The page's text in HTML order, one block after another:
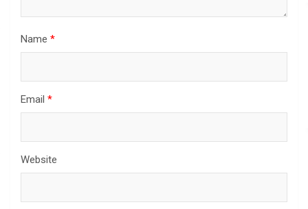
Name *
Email *
Website